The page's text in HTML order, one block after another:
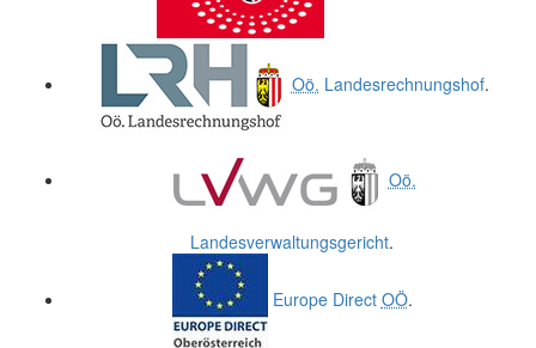
Oö. Landesrechnungshof.
Oö.
Landesverwaltungsgericht.
Europe Direct OÖ.